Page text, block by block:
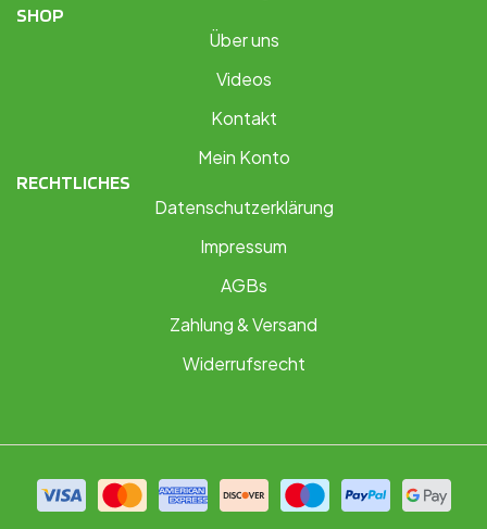
SHOP
Über uns
Videos
Kontakt
Mein Konto
RECHTLICHES
Datenschutzerklärung
Impressum
AGBs
Zahlung & Versand
Widerrufsrecht